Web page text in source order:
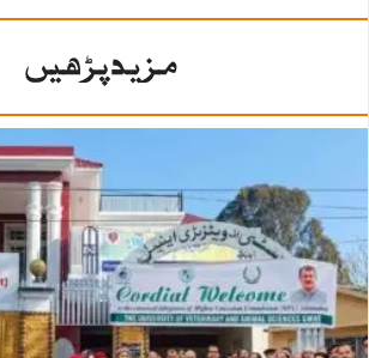
مزید پڑھیں